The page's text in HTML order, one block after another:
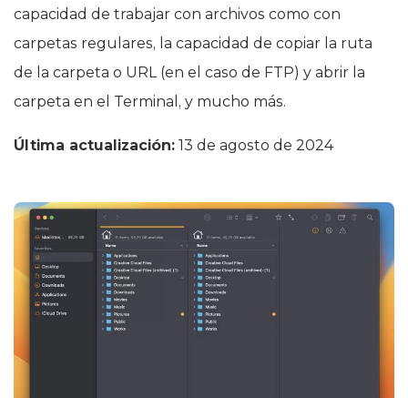
capacidad de trabajar con archivos como con
carpetas regulares, la capacidad de copiar la ruta
de la carpeta o URL (en el caso de FTP) y abrir la
carpeta en el Terminal, y mucho más.
Última actualización: 13 de agosto de 2024